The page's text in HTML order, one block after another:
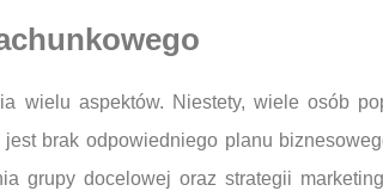
wielu aspektów. Niestety, wiele osób
brak odpowiedniego planu
grupy docelowej oraz strategii